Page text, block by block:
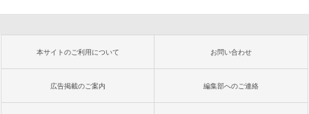
本サイトのご利用について お問い合わせ
広告掲載のご案内 編集部へのご連絡